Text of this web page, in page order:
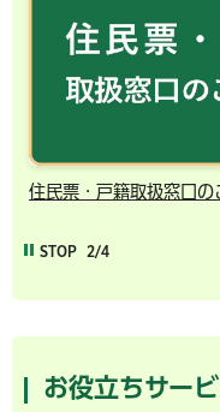
住民票・戸籍取扱窓口の
STOP 2/4
お役立ちサー